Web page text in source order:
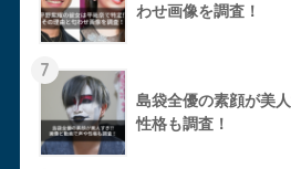
わせ画像を調査！
7
島袋全優の素顔が美
性格も調査！